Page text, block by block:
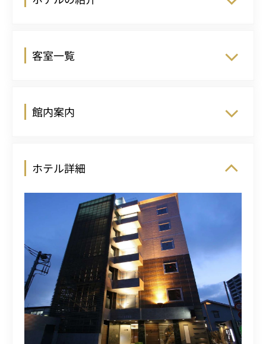
客室一覧
館内案内
ホテル詳細